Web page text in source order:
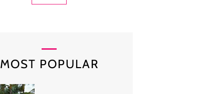
MOST POPULAR